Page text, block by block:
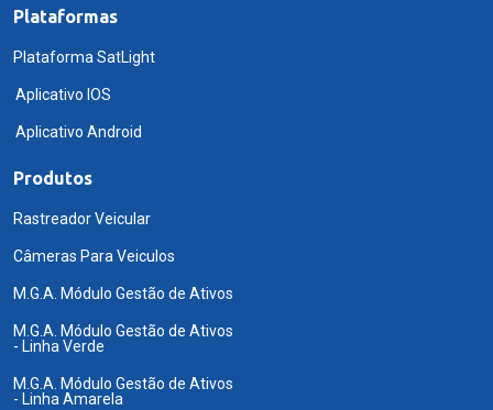
Plataformas
Plataforma SatLight
Aplicativo IOS
Aplicativo Android
Produtos
Rastreador Veicular
Câmeras Para Veiculos
M.G.A. Módulo Gestão de Ativos
M.G.A. Módulo Gestão de Ativos
- Linha Verde
M.G.A. Módulo Gestão de Ativos
- Linha Amarela